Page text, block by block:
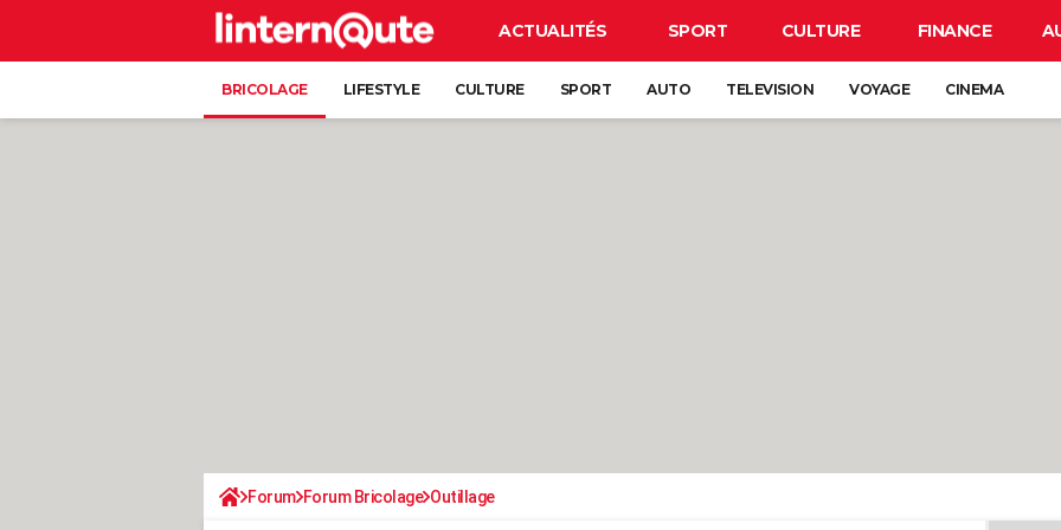
ACTUALITÉS SPORT CULTURE FINANCE
BRICOLAGE LIFESTYLE CULTURE SPORT AUTO TELEVISION VOYAGE CINEMA
Forum Forum Bricolage Outillage